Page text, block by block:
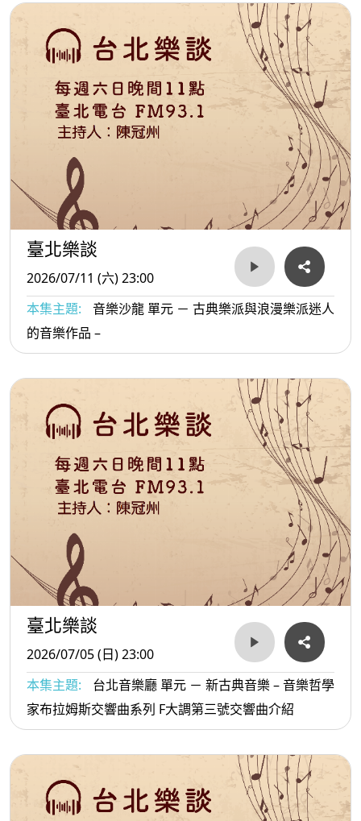
臺北樂談
2026/07/11 (六) 23:00
本集主題:
音樂沙龍 單元 － 古典樂派與浪漫樂派迷人
的音樂作品 –
臺北樂談
2026/07/05 (日) 23:00
本集主題:
台北音樂廳 單元 － 新古典音樂 – 音樂哲學
家布拉姆斯交響曲系列 F大調第三號交響曲介紹